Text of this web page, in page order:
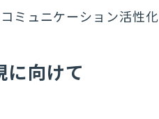
ミュニケーション活性
に向けて